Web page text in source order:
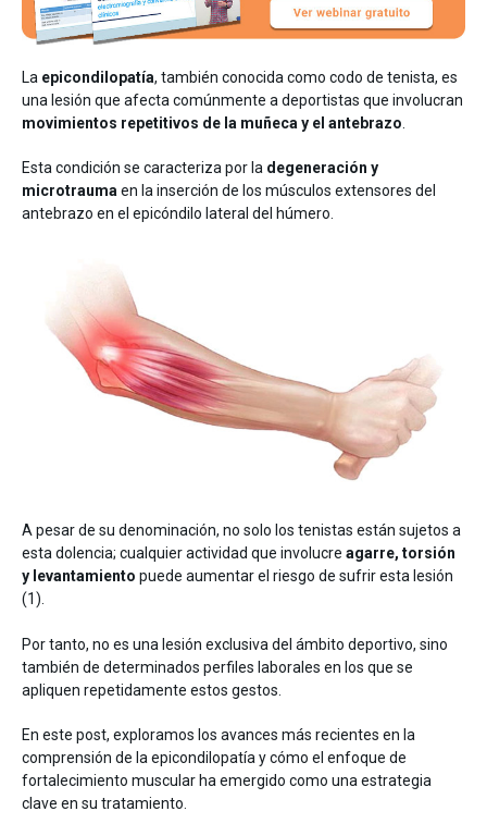
Neurología
Casos de estudio
Investigaciones
Descargas
La epicondilopatía, también conocida como codo de tenista, es
una lesión que afecta comúnmente a deportistas que involucran
movimientos repetitivos de la muñeca y el antebrazo
Esta condición se caracteriza por la degeneración y
microtrauma en la inserción de los músculos extensores del
antebrazo en el epicóndilo lateral del húmero.
A pesar de su denominación, no solo los tenistas están sujetos a
esta dolencia; cualquier actividad que involucre agarre, torsión
y levantamiento puede aumentar el riesgo de sufrir esta lesión
(1).
Por tanto, no es una lesión exclusiva del ámbito deportivo, sino
también de determinados perfiles laborales en los que se
apliquen repetidamente estos gestos.
En este post, exploramos los avances más recientes en la
comprensión de la epicondilopatía y cómo el enfoque de
fortalecimiento muscular ha emergido como una estrategia
clave en su tratamiento.